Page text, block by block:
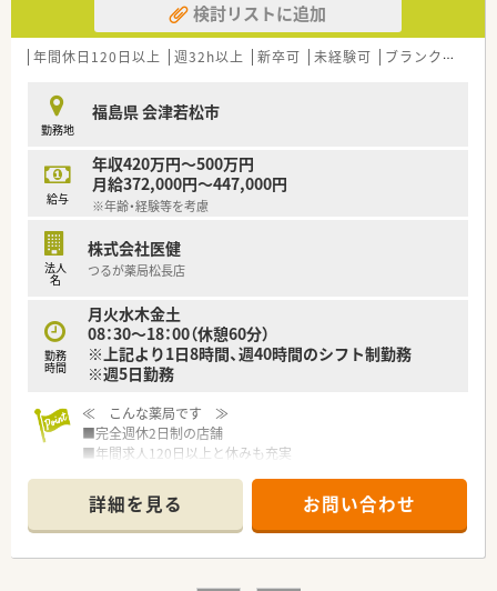
検討リストに追加
年間休日120日以上 週32h以上 新卒可 未経験可 ブランク可
勤務地
福島県 会津若松市
給与
年収420万円～500万円
月給372,000円～447,000円
※年齢・経験等を考慮
法人
名
株式会社医健
つるが薬局松長店
勤務
時間
月火水木金土
08：30～18：00（休憩60分）
※上記より1日8時間、週40時間のシフト制勤務
※週5日勤務
≪ こんな薬局です ≫
■完全週休2日制の店舗
■年間求人120日以上と休みも充実
■内科・小児科メインに応需
■在宅にも積極的
■広くきれいな店内外が魅力の薬局♪
■地域では珍しいドライブスルー調剤に対応した作りの店舗で
詳細を見る お問い合わせ